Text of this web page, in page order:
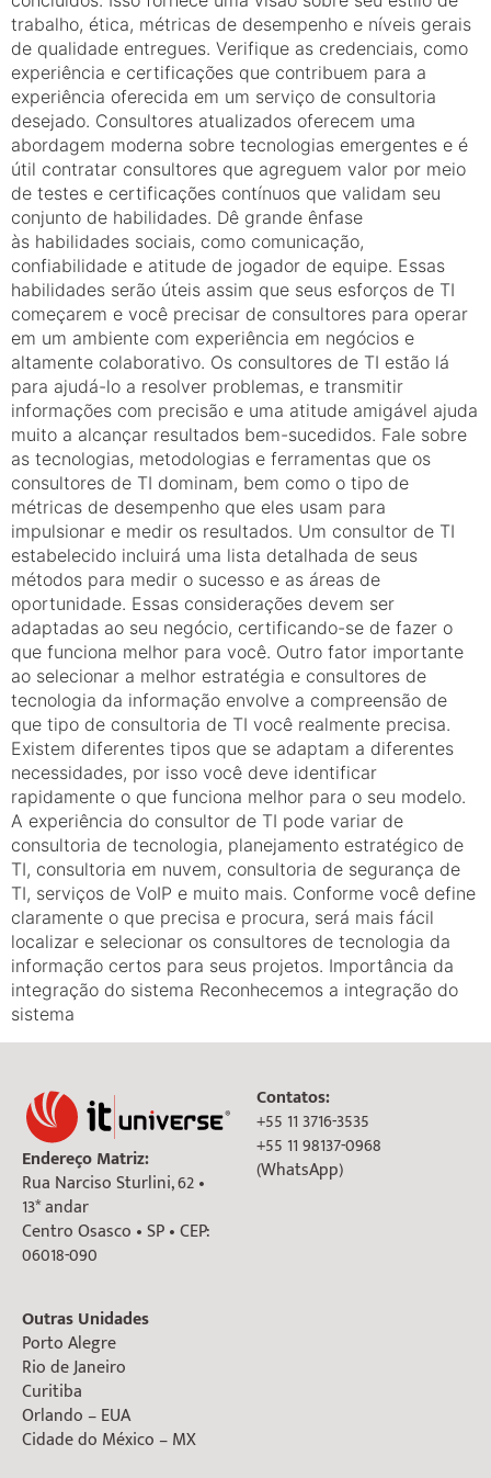
trabalho, ética, métricas de desempenho e níveis gerais
de qualidade entregues. Verifique as credenciais, como
experiência e certificações que contribuem para a
experiência oferecida em um serviço de consultoria
desejado. Consultores atualizados oferecem uma
abordagem moderna sobre tecnologias emergentes e é
útil contratar consultores que agreguem valor por meio
de testes e certificações contínuos que validam seu
conjunto de habilidades. Dê grande ênfase
às habilidades sociais, como comunicação,
confiabilidade e atitude de jogador de equipe. Essas
habilidades serão úteis assim que seus esforços de TI
começarem e você precisar de consultores para operar
em um ambiente com experiência em negócios e
altamente colaborativo. Os consultores de TI estão lá
para ajudá-lo a resolver problemas, e transmitir
informações com precisão e uma atitude amigável ajuda
muito a alcançar resultados bem-sucedidos. Fale sobre
as tecnologias, metodologias e ferramentas que os
consultores de TI dominam, bem como o tipo de
métricas de desempenho que eles usam para
impulsionar e medir os resultados. Um consultor de TI
estabelecido incluirá uma lista detalhada de seus
métodos para medir o sucesso e as áreas de
oportunidade. Essas considerações devem ser
adaptadas ao seu negócio, certificando-se de fazer o
que funciona melhor para você. Outro fator importante
ao selecionar a melhor estratégia e consultores de
tecnologia da informação envolve a compreensão de
que tipo de consultoria de TI você realmente precisa.
Existem diferentes tipos que se adaptam a diferentes
necessidades, por isso você deve identificar
rapidamente o que funciona melhor para o seu modelo.
A experiência do consultor de TI pode variar de
consultoria de tecnologia, planejamento estratégico de
TI, consultoria em nuvem, consultoria de segurança de
TI, serviços de VoIP e muito mais. Conforme você define
claramente o que precisa e procura, será mais fácil
localizar e selecionar os consultores de tecnologia da
informação certos para seus projetos. Importância da
integração do sistema Reconhecemos a integração do
sistema
Endereço Matriz:
Rua Narciso Sturlini, 62 •
13* andar
Centro Osasco • SP • CEP:
06018-090
Outras Unidades
Porto Alegre
Rio de Janeiro
Curitiba
Orlando – EUA
Cidade do México – MX
Contatos:
+55 11 3716-3535
+55 11 98137-0968
(WhatsApp)